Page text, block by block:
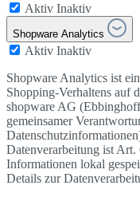
Aktiv Inaktiv
Shopware Analytics
Aktiv Inaktiv
Shopware Analytics ist
Shopping-Verhaltens auf
shopware AG
gemeinsamer
Datenverarbeitung ist
Informationen lokal
Details zur